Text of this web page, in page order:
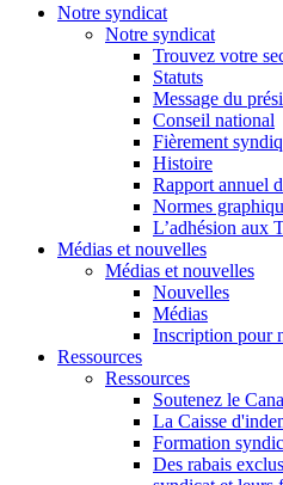
Notre syndicat
Notre syndicat
Trouvez votre
Statuts
Message du
Conseil national
Fièrement
Histoire
Rapport annuel
Normes
L’adhésion aux
Médias et nouvelles
Médias et nouvelles
Nouvelles
Médias
Inscription pour
Ressources
Ressources
Soutenez le
La Caisse
Formation
Des rabais